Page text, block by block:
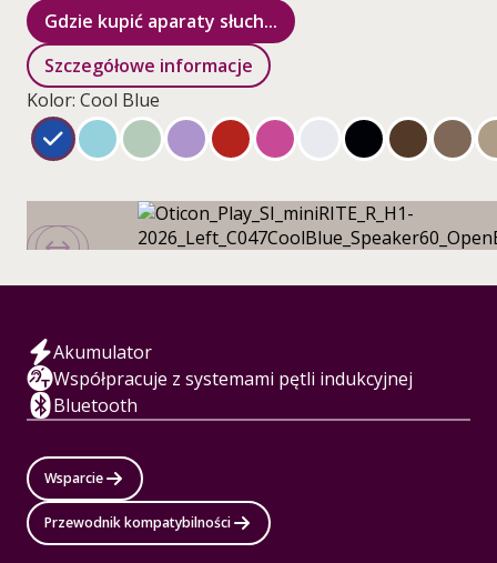
Gdzie kupić aparaty słuch...
Szczegółowe informacje
Kolor: Cool Blue
Akumulator
Współpracuje z systemami pętli indukcyjnej
Bluetooth
Wsparcie
Przewodnik kompatybilności